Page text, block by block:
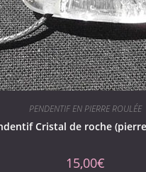
PENDENTIF EN PIERRE ROULÉE
Cristal de roche
15,00€